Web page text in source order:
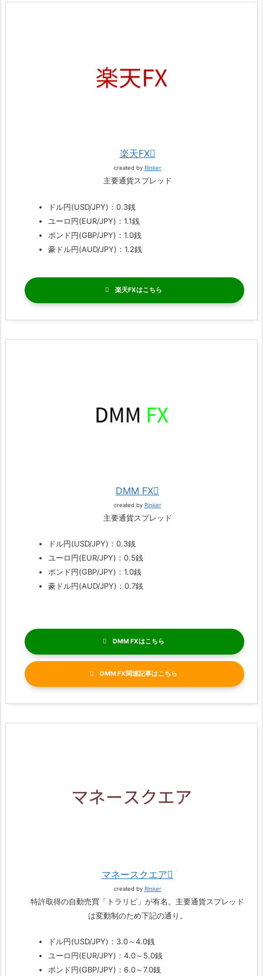
楽天FX
created by Rinker
主要通貨スプレッド
ドル円(USD/JPY)：0.3銭
ユーロ円(EUR/JPY)：1.1銭
ポンド円(GBP/JPY)：1.0銭
豪ドル円(AUD/JPY)：1.2銭
楽天FX
DMM FX
created by Rinker
主要通貨スプレッド
ドル円(USD/JPY)：0.3銭
ユーロ円(EUR/JPY)：0.5銭
ポンド円(GBP/JPY)：1.0銭
豪ドル円(AUD/JPY)：0.7銭
DMM FX
DMM FX関連記事
マネースクエア
created by Rinker
特許取得の自動売買「トラリピ」が有名。主要通貨スプレッド
は変動制のため下記の通り。
ドル円(USD/JPY)：3.0～4.0銭
ユーロ円(EUR/JPY)：4.0～5.0銭
ポンド円(GBP/JPY)：6.0～7.0銭